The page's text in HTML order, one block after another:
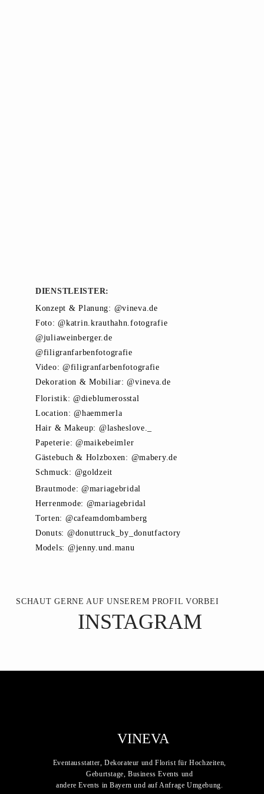
DIENSTLEISTER:
Konzept & Planung: @vineva.de
Foto: @katrin.krauthahn.fotografie
@juliaweinberger.de
@filigranfarbenfotografie
Video: @filigranfarbenfotografie
Dekoration & Mobiliar: @vineva.de
Floristik: @dieblumerosstal
Location: @haemmerla
Hair & Makeup: @lasheslove._
Papeterie: @maikebeimler
Gästebuch & Holzboxen: @mabery.de
Schmuck: @goldzeit
Brautmode: @mariagebridal
Herrenmode: @mariagebridal
Torten: @cafeamdombamberg
Donuts: @donuttruck_by_donutfactory
Models: @jenny.und.manu
SCHAUT GERNE AUF UNSEREM PROFIL VORBEI
INSTAGRAM
VINEVA
Eventausstatter, Dekorateur und Florist für Hochzeiten,
Geburtstage, Business Events und
andere Events in Bayern und auf Anfrage Umgebung.